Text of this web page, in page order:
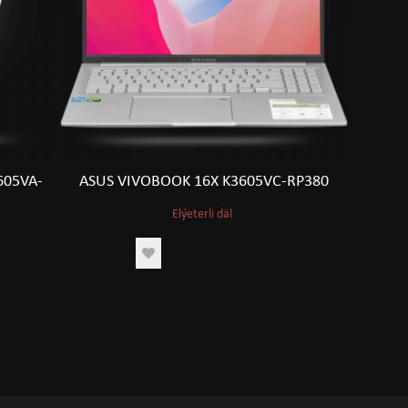
ASUS VIVOBOOK 16X K3605VC-RP380
Elýeterli däl